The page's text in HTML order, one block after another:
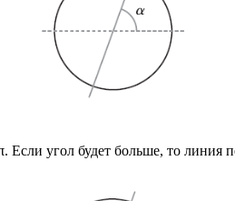
угол будет больше, то линия